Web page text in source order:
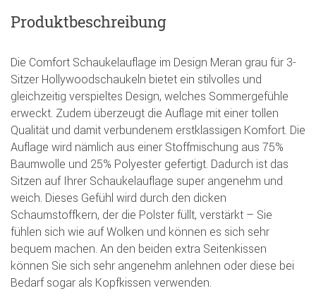
Produktbeschreibung
Die Comfort Schaukelauflage im Design Meran grau für 3-
Sitzer Hollywoodschaukeln bietet ein stilvolles und
gleichzeitig verspieltes Design, welches Sommergefühle
erweckt. Zudem überzeugt die Auflage mit einer tollen
Qualität und damit verbundenem erstklassigen Komfort. Die
Auflage wird nämlich aus einer Stoffmischung aus 75%
Baumwolle und 25% Polyester gefertigt. Dadurch ist das
Sitzen auf Ihrer Schaukelauflage super angenehm und
weich. Dieses Gefühl wird durch den dicken
Schaumstoffkern, der die Polster füllt, verstärkt – Sie
fühlen sich wie auf Wolken und können es sich sehr
bequem machen. An den beiden extra Seitenkissen
können Sie sich sehr angenehm anlehnen oder diese bei
Bedarf sogar als Kopfkissen verwenden.